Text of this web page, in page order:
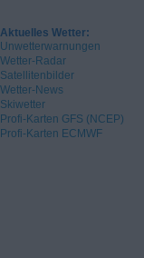
Aktuelles Wetter:
Unwetterwarnungen
Wetter-Radar
Satellitenbilder
Wetter-News
Skiwetter
Profi-Karten GFS (NCEP)
Profi-Karten ECMWF